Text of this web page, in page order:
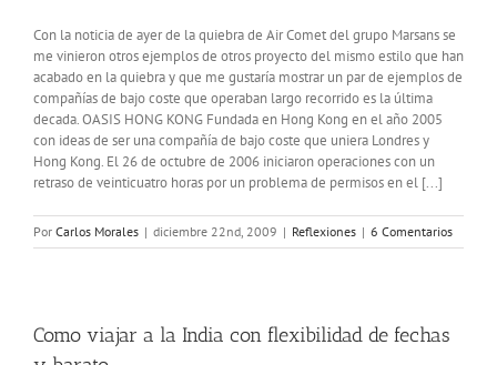
Con la noticia de ayer de la quiebra de Air Comet del grupo Marsans se
me vinieron otros ejemplos de otros proyecto del mismo estilo que han
acabado en la quiebra y que me gustaría mostrar un par de ejemplos de
compañías de bajo coste que operaban largo recorrido es la última
decada. OASIS HONG KONG Fundada en Hong Kong en el año 2005
con ideas de ser una compañía de bajo coste que uniera Londres y
Hong Kong. El 26 de octubre de 2006 iniciaron operaciones con un
retraso de veinticuatro horas por un problema de permisos en el [...]
Por Carlos Morales | diciembre 22nd, 2009 | Reflexiones | 6 Comentarios
Como viajar a la India con flexibilidad de fechas